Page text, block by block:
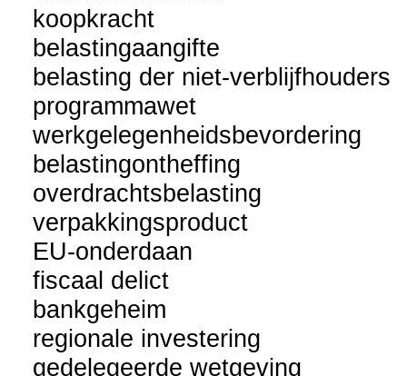
koopkracht
belastingaangifte
belasting der niet-verblijfhouders
programmawet
werkgelegenheidsbevordering
belastingontheffing
overdrachtsbelasting
verpakkingsproduct
EU-onderdaan
fiscaal delict
bankgeheim
regionale investering
gedelegeerde wetgeving